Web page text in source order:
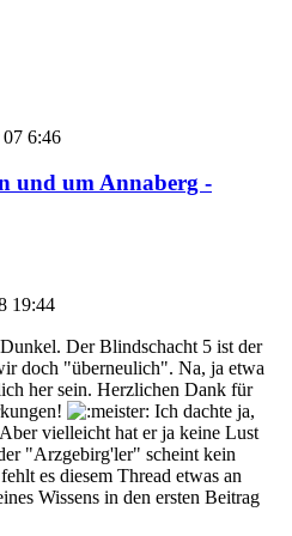
6:46
und um Annaberg -
19:44
Der Blindschacht 5 ist der
doch "überneulich". Na, ja etwa
her sein. Herzlichen Dank für
Ich dachte ja,
vielleicht hat er ja keine Lust
"Arzgebirg'ler" scheint kein
es diesem Thread etwas an
Wissens in den ersten Beitrag